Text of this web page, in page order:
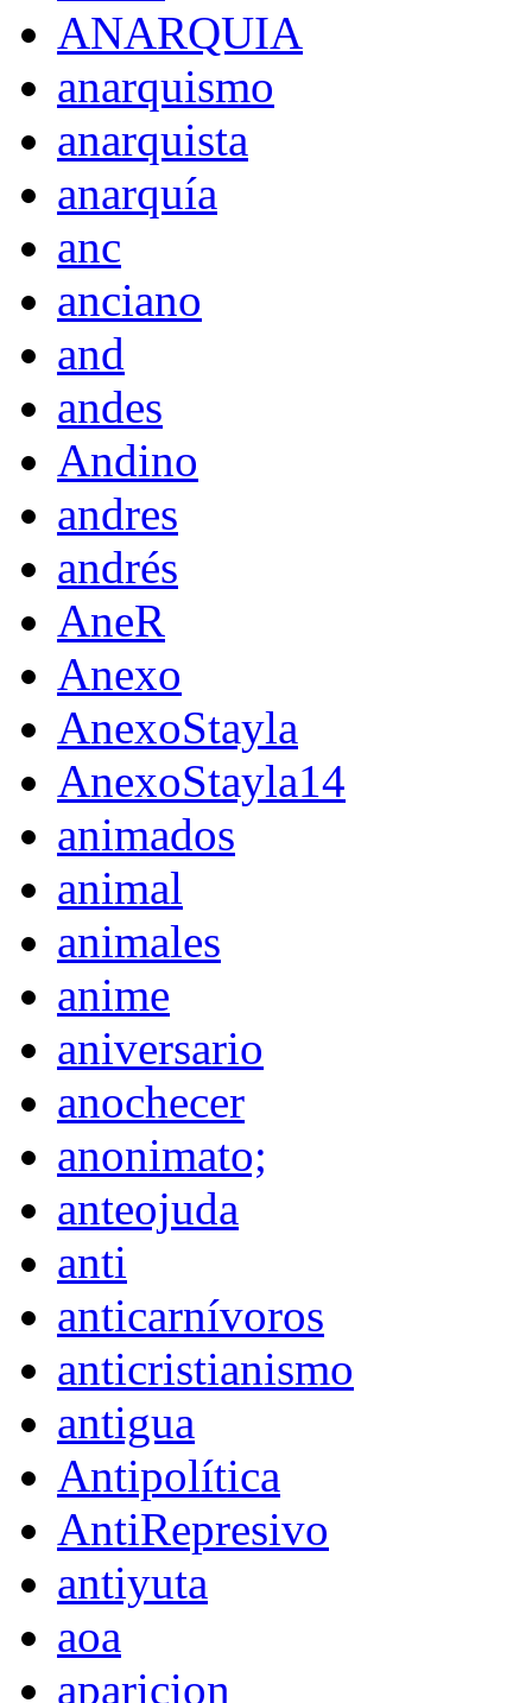
ANARQUIA
anarquismo
anarquista
anarquía
anc
anciano
and
andes
Andino
andres
andrés
AneR
Anexo
AnexoStayla
AnexoStayla14
animados
animal
animales
anime
aniversario
anochecer
anonimato;
anteojuda
anti
anticarnívoros
anticristianismo
antigua
Antipolítica
AntiRepresivo
antiyuta
aoa
aparicion